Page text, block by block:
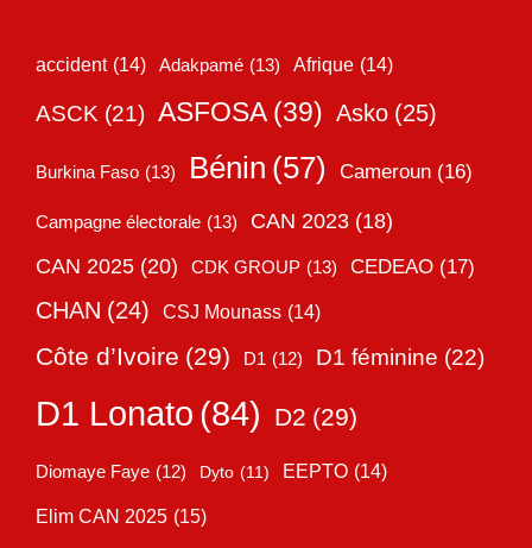
accident (14) Adakpamé (13) Afrique (14)
ASCK (21) ASFOSA (39) Asko (25)
Burkina Faso (13) Bénin (57) Cameroun (16)
Campagne électorale (13) CAN 2023 (18)
CAN 2025 (20) CDK GROUP (13) CEDEAO (17)
CHAN (24) CSJ Mounass (14)
Côte d’Ivoire (29) D1 (12) D1 féminine (22)
D1 Lonato (84) D2 (29)
Diomaye Faye (12) Dyto (11) EEPTO (14)
Elim CAN 2025 (15)